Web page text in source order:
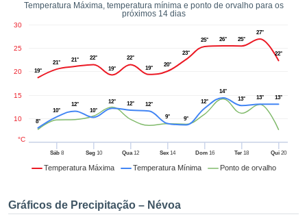
a este
e
digital
ou
permite-
a nossa
Temperatura Máxima, temperatura mínima e ponto de orvalho para os
próximos 14 dias
Temperatura Máxima Temperatura Mínima Ponto de orvalho
Sáb8 Seg10 Qua12 Sex 14 Dom16 Ter 18 Qui 20
10
15
20
25
30
°C
19°
21° 21°
22°
19°
22°
19°
20°
23°
25° 26° 25°
27°
22°
8°
10°
12°
10°
12° 12°
12°
9°
9°
12°
14°
13°
13° 13°
Gráficos de Precipitação – Névoa